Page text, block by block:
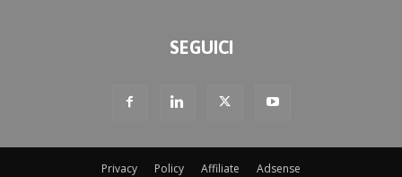
SEGUICI
Privacy Policy Affiliate Adsense